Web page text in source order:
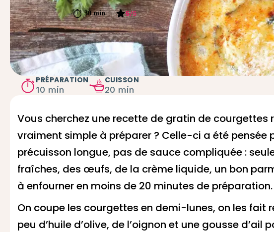
30 min 5/5
PRÉPARATION
10 min
CUISSON
20 min
Vous cherchez une recette de gratin de courgettes
vraiment simple à préparer ? Celle-ci a été pensée
précuisson longue, pas de sauce compliquée :
fraîches, des œufs, de la crème liquide, un bon
à enfourner en moins de 20 minutes de préparation.
On coupe les courgettes en demi-lunes, on les fait
peu d’huile d’olive, de l’oignon et une gousse d’ail